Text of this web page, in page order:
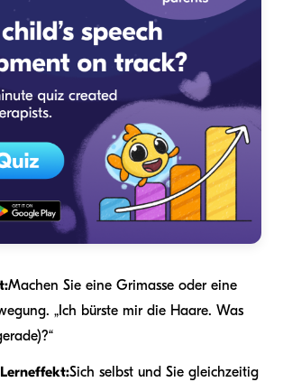
Machen Sie eine Grimasse oder eine
„Ich bürste mir die Haare. Was
Sich selbst und Sie gleichzeitig